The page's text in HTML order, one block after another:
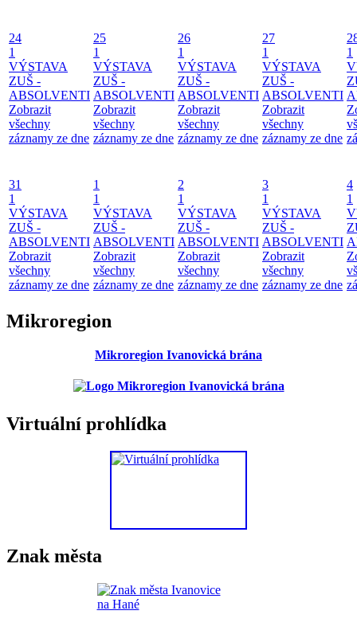
24
1
VÝSTAVA
ZUŠ -
ABSOLVENTI
Zobrazit
všechny
záznamy ze dne
25
1
VÝSTAVA
ZUŠ -
ABSOLVENTI
Zobrazit
všechny
záznamy ze dne
26
1
VÝSTAVA
ZUŠ -
ABSOLVENTI
Zobrazit
všechny
záznamy ze dne
27
1
VÝSTAVA
ZUŠ -
ABSOLVENTI
Zobrazit
všechny
záznamy ze dne
1
31
1
VÝSTAVA
ZUŠ -
ABSOLVENTI
Zobrazit
všechny
záznamy ze dne
1
1
VÝSTAVA
ZUŠ -
ABSOLVENTI
Zobrazit
všechny
záznamy ze dne
2
1
VÝSTAVA
ZUŠ -
ABSOLVENTI
Zobrazit
všechny
záznamy ze dne
3
1
VÝSTAVA
ZUŠ -
ABSOLVENTI
Zobrazit
všechny
záznamy ze dne
4
1
Mikroregion
Mikroregion Ivanovická brána
Virtuální prohlídka
Znak města